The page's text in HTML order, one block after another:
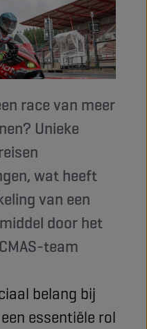
race van meer
Unieke
wat heeft
van een
door het
team
belang bij
essentiële rol